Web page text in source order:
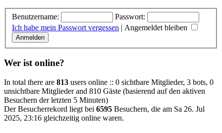
Benutzername:
Passwort:
Ich habe mein Passwort vergessen | Angemeldet bleiben
Wer ist online?
In total there are 813 users online :: 0 sichtbare Mitglieder, 3 bots, 0
unsichtbare Mitglieder and 810 Gäste (basierend auf den aktiven
Besuchern der letzten 5 Minuten)
Der Besucherrekord liegt bei 6595 Besuchern, die am Sa 26. Jul
2025, 23:16 gleichzeitig online waren.